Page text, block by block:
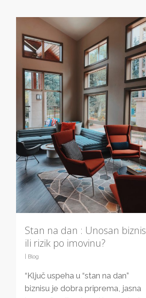
Stan na dan : Unosan biznis
ili rizik po imovinu?
Blog
“Ključ uspeha u “stan na dan”
biznisu je dobra priprema, jasna